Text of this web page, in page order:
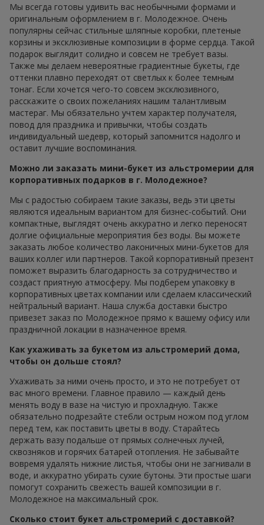
Мы всегда готовы удивить вас необычными формами и
оригинальным оформлением в г. Молодежное. Очень
популярны сейчас стильные шляпные коробки, плетеные
корзины и эксклюзивные композиции в форме сердца. Такой
подарок выглядит солидно и совсем не требует вазы.
Также мы делаем невероятные градиентные букеты, где
оттенки плавно переходят от светлых к более темным
тонаг. Если хочется чего-то совсем эксклюзивного,
расскажите о своих пожеланиях нашим талантливым
мастераг. Мы обязательно учтем характер получателя,
повод для праздника и привычки, чтобы создать
индивидуальный шедевр, который запомнится надолго и
оставит лучшие воспоминания.
Можно ли заказать мини-букет из альстромерии для
корпоративных подарков в г. Молодежное?
Мы с радостью собираем такие заказы, ведь эти цветы
являются идеальным вариантом для бизнес-событий. Они
компактные, выглядят очень аккуратно и легко переносят
долгие официальные мероприятия без воды. Вы можете
заказать любое количество лаконичных мини-букетов для
ваших коллег или партнеров. Такой корпоративный презент
поможет выразить благодарность за сотрудничество и
создаст приятную атмосферу. Мы подберем упаковку в
корпоративных цветах компании или сделаем классический
нейтральный вариант. Наша служба доставки быстро
привезет заказ по Молодежное прямо к вашему офису или
праздничной локации в назначенное время.
Как ухаживать за букетом из альстромерий дома,
чтобы он дольше стоял?
Ухаживать за ними очень просто, и это не потребует от
вас много времени. Главное правило — каждый день
менять воду в вазе на чистую и прохладную. Также
обязательно подрезайте стебли острым ножом под углом
перед тем, как поставить цветы в воду. Старайтесь
держать вазу подальше от прямых солнечных лучей,
сквозняков и горячих батарей отопления. Не забывайте
вовремя удалять нижние листья, чтобы они не загнивали в
воде, и аккуратно убирать сухие бутоны. Эти простые шаги
помогут сохранить свежесть вашей композиции в г.
Молодежное на максимальный срок.
Сколько стоит букет альстромерий с доставкой?